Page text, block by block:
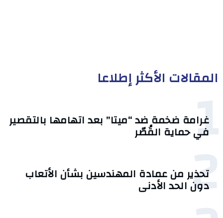
المقالات الأكثر إطلاعا
1
غرامة ضخمة ضد “ميتا” بعد اتهامها بالتقصير
في حماية القُصّر
2
تحذير من عمادة المهندسين بشأن الأتعاب
دون الحد الأدنى